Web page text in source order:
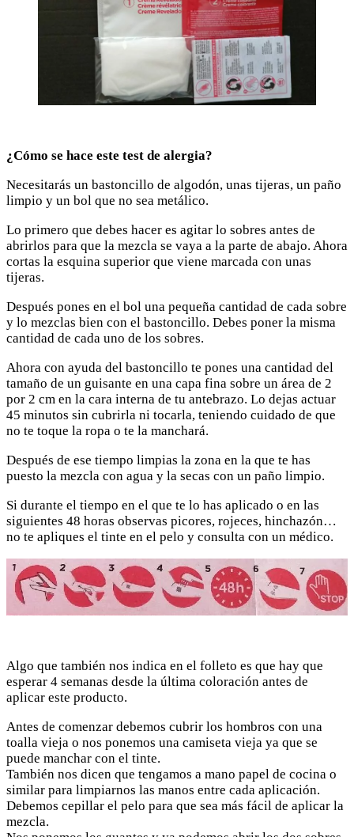
¿Cómo se hace este test de alergia?
Necesitarás un bastoncillo de algodón, unas tijeras, un paño
limpio y un bol que no sea metálico.
Lo primero que debes hacer es agitar lo sobres antes de
abrirlos para que la mezcla se vaya a la parte de abajo. Ahora
cortas la esquina superior que viene marcada con unas
tijeras.
Después pones en el bol una pequeña cantidad de cada sobre
y lo mezclas bien con el bastoncillo. Debes poner la misma
cantidad de cada uno de los sobres.
Ahora con ayuda del bastoncillo te pones una cantidad del
tamaño de un guisante en una capa fina sobre un área de 2
por 2 cm en la cara interna de tu antebrazo. Lo dejas actuar
45 minutos sin cubrirla ni tocarla, teniendo cuidado de que
no te toque la ropa o te la manchará.
Después de ese tiempo limpias la zona en la que te has
puesto la mezcla con agua y la secas con un paño limpio.
Si durante el tiempo en el que te lo has aplicado o en las
siguientes 48 horas observas picores, rojeces, hinchazón…
no te apliques el tinte en el pelo y consulta con un médico.
Algo que también nos indica en el folleto es que hay que
esperar 4 semanas desde la última coloración antes de
aplicar este producto.
Antes de comenzar debemos cubrir los hombros con una
toalla vieja o nos ponemos una camiseta vieja ya que se
puede manchar con el tinte.
También nos dicen que tengamos a mano papel de cocina o
similar para limpiarnos las manos entre cada aplicación.
Debemos cepillar el pelo para que sea más fácil de aplicar la
mezcla.